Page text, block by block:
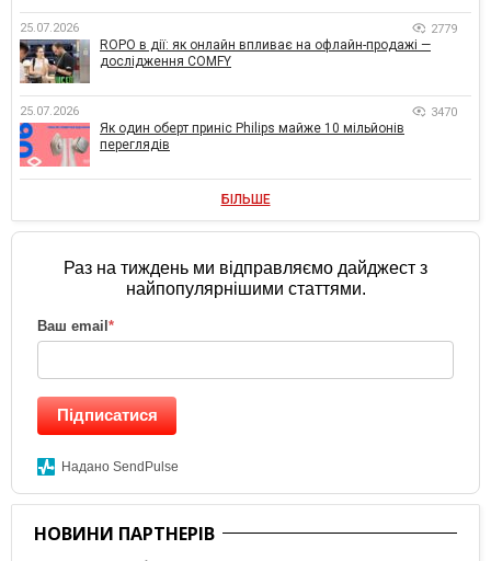
25.07.2026 2779
ROPO в дії: як онлайн впливає на офлайн-продажі —
дослідження COMFY
25.07.2026 3470
Як один оберт приніс Philips майже 10 мільйонів
переглядів
БІЛЬШЕ
Раз на тиждень ми відправляємо дайджест з
найпопулярнішими статтями.
Ваш email *
Підписатися
Надано SendPulse
НОВИНИ ПАРТНЕРІВ